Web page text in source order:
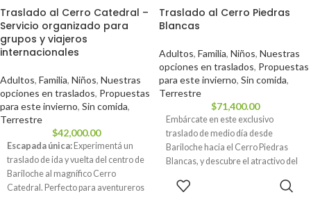
deslizate en culipatines por la nieve.
Ideal para familias, parejas y grupos
sin exigencias físicas. ✅ Reservá tu
lugar hoy pagando solo la seña — el
saldo lo abonás recién el día de la
excursión.
Traslado al Cerro Catedral –
Servicio organizado para
grupos y viajeros
internacionales
Adultos, Familia, Niños, Nuestras
opciones en traslados, Propuestas
para este invierno, Sin comida,
Terrestre
$42,000.00
Escapada única:Experimentá un
traslado de ida y vuelta del centro de
Bariloche al magnífico Cerro
Catedral. Perfecto para aventureros
Traslado al Cerro Piedras
Blancas
Adultos, Familia, Niños, Nuestras
opciones en traslados, Propuestas
para este invierno, Sin comida,
Terrestre
$71,400.00
Embárcate en este exclusivo
traslado de medio día desde
Bariloche hacia el Cerro Piedras
Blancas, y descubre el atractivo del
región. Vive una aventura